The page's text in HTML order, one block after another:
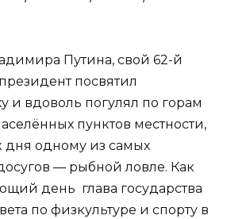
Путина, свой 62-й
посвятил
и вдоволь погулял по горам
пунктов местности,
дня одному из самых
— рыбной ловле. Как
день глава государства
по физкультуре и спорту в